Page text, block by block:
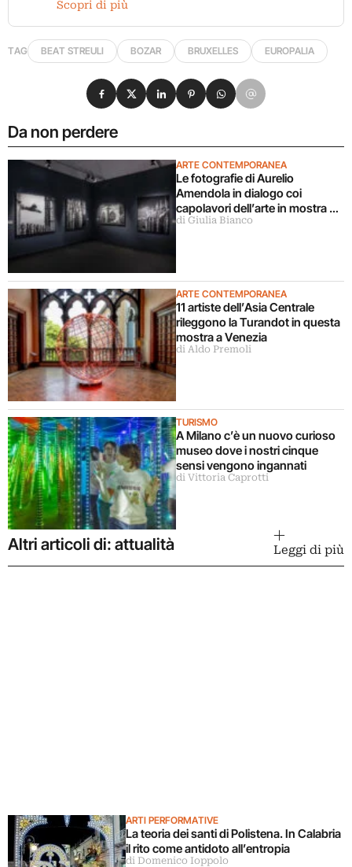
Scopri di più
TAG BEAT STREULI BOZAR BRUXELLES EUROPALIA
Da non perdere
ARTE CONTEMPORANEA
Le fotografie di Aurelio
Amendola in dialogo coi
capolavori dell’arte in mostra a
Milano
di Giulia Bianco
ARTE CONTEMPORANEA
11 artiste dell’Asia Centrale
rileggono la Turandot in questa
mostra a Venezia
di Aldo Premoli
TURISMO
A Milano c’è un nuovo curioso
museo dove i nostri cinque
sensi vengono ingannati
di Vittoria Caprotti
Condividi su Facebook
Condividi su X
Condividi su LinkedIn
Condividi su Pinterest
Condividi su WhatsApp
Condividi su Email
Altri articoli di: attualità Leggi di più
ARTI PERFORMATIVE
La teoria dei santi di Polistena. In Calabria
il rito come antidoto all’entropia
di Domenico Ioppolo